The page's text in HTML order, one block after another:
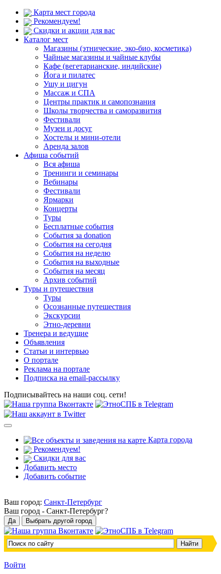
Карта мест города
Рекомендуем!
Скидки и акции для вас
Каталог мест
Магазины (этнические, эко-био, косметика)
Чайные магазины и чайные клубы
Кафе (вегетарианские, индийские)
Йога и пилатес
Ушу и цигун
Массаж и СПА
Центры практик и самопознания
Школы творчества и саморазвития
Фестивали
Музеи и досуг
Хостелы и мини-отели
Аренда залов
Афиша событий
Вся афиша
Тренинги и семинары
Вебинары
Фестивали
Ярмарки
Концерты
Туры
Бесплатные события
События за donation
События на сегодня
События на неделю
События на выходные
События на месяц
Архив событий
Туры и путешествия
Туры
Осознанные путешествия
Экскурсии
Этно-деревни
Тренера и ведущие
Объявления
Статьи и интервью
О портале
Реклама на портале
Подписка на email-рассылку
Подписывайтесь на наши соц. сети!
Карта города
Рекомендуем!
Скидки для вас
Добавить место
Добавить событие
Ваш город: Санкт-Петербург
Ваш город - Санкт-Петербург?
Войти